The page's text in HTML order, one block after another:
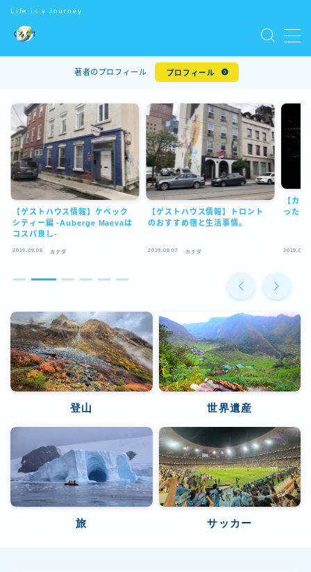
Life is a Journey
世界一周
世界遺産
ワーキングホリデー
世界のマクドナルド
著者のプロフィール プロフィール
【ゲストハウス情報】ケベック
シティー編 -Auberge Maevaは
コスパ良し-
2019.09.08 カナダ
【ゲストハウス情報】トロント
のおすすめ宿と生活事情。
2019.09.07 カナダ
【カ
った？
登山 世界遺産
旅 サッカー